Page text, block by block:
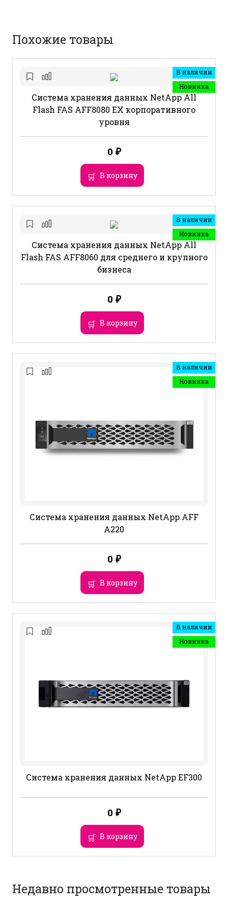
Похожие товары
В наличии
Новинка
Система хранения данных NetApp All
Flash FAS AFF8080 EX корпоративного
уровня
0 ₽
В корзину
В наличии
Новинка
Система хранения данных NetApp All
Flash FAS AFF8060 для среднего и крупного
бизнеса
0 ₽
В корзину
В наличии
Новинка
Система хранения данных NetApp AFF
A220
0 ₽
В корзину
В наличии
Новинка
Система хранения данных NetApp EF300
0 ₽
В корзину
Недавно просмотренные товары